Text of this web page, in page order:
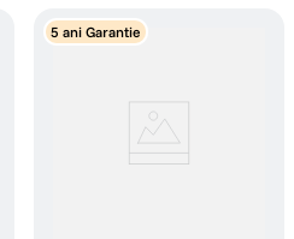
5 ani Garantie